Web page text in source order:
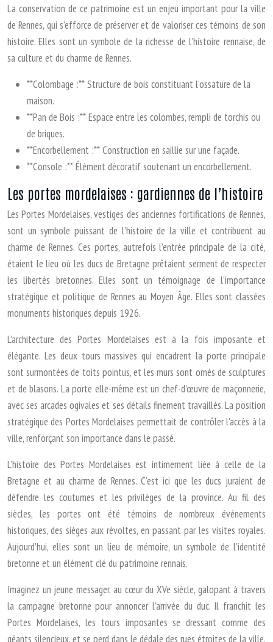
La conservation de ce patrimoine est un enjeu important pour la ville
de Rennes, qui s’efforce de préserver et de valoriser ces témoins de son
histoire. Elles sont un symbole de la richesse de l’histoire rennaise, de
sa culture et du charme de Rennes.
**Colombage :** Structure de bois constituant l’ossature de la
maison.
**Pan de Bois :** Espace entre les colombes, rempli de torchis ou
de briques.
**Encorbellement :** Construction en saillie sur une façade.
**Console :** Élément décoratif soutenant un encorbellement.
Les portes mordelaises : gardiennes de l’histoire
Les Portes Mordelaises, vestiges des anciennes fortifications de Rennes,
sont un symbole puissant de l’histoire de la ville et contribuent au
charme de Rennes. Ces portes, autrefois l’entrée principale de la cité,
étaient le lieu où les ducs de Bretagne prêtaient serment de respecter
les libertés bretonnes. Elles sont un témoignage de l’importance
stratégique et politique de Rennes au Moyen Âge. Elles sont classées
monuments historiques depuis 1926.
L’architecture des Portes Mordelaises est à la fois imposante et
élégante. Les deux tours massives qui encadrent la porte principale
sont surmontées de toits pointus, et les murs sont ornés de sculptures
et de blasons. La porte elle-même est un chef-d’œuvre de maçonnerie,
avec ses arcades ogivales et ses détails finement travaillés. La position
stratégique des Portes Mordelaises permettait de contrôler l’accès à la
ville, renforçant son importance dans le passé.
L’histoire des Portes Mordelaises est intimement liée à celle de la
Bretagne et au charme de Rennes. C’est ici que les ducs juraient de
défendre les coutumes et les privilèges de la province. Au fil des
siècles, les portes ont été témoins de nombreux événements
historiques, des sièges aux révoltes, en passant par les visites royales.
Aujourd’hui, elles sont un lieu de mémoire, un symbole de l’identité
bretonne et un élément clé du patrimoine rennais.
Imaginez un jeune messager, au cœur du XVe siècle, galopant à travers
la campagne bretonne pour annoncer l’arrivée du duc. Il franchit les
Portes Mordelaises, les tours imposantes se dressant comme des
géants silencieux, et se perd dans le dédale des rues étroites de la ville,